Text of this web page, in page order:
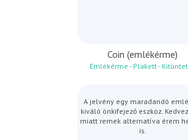
Coin (emlékérme)
Emlékérme - Plakett -
A jelvény egy maradandó
kiváló önkifejező eszköz.
miatt remek alternatíva érem
is.